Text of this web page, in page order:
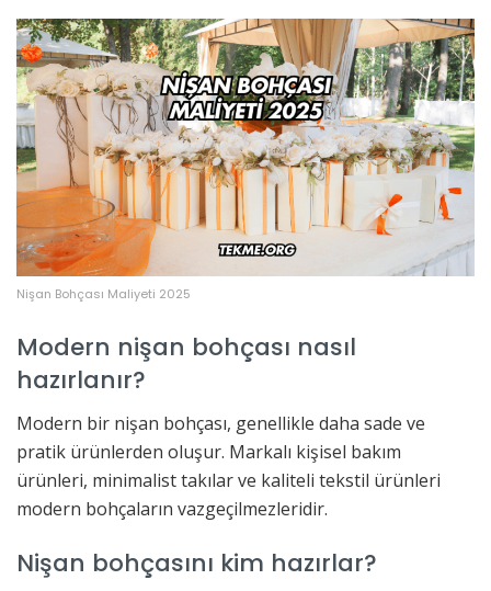
Nişan Bohçası Maliyeti 2025
Modern nişan bohçası nasıl
hazırlanır?
Modern bir nişan bohçası, genellikle daha sade ve
pratik ürünlerden oluşur. Markalı kişisel bakım
ürünleri, minimalist takılar ve kaliteli tekstil ürünleri
modern bohçaların vazgeçilmezleridir.
Nişan bohçasını kim hazırlar?